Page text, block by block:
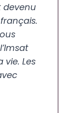
devenu
vie. Les